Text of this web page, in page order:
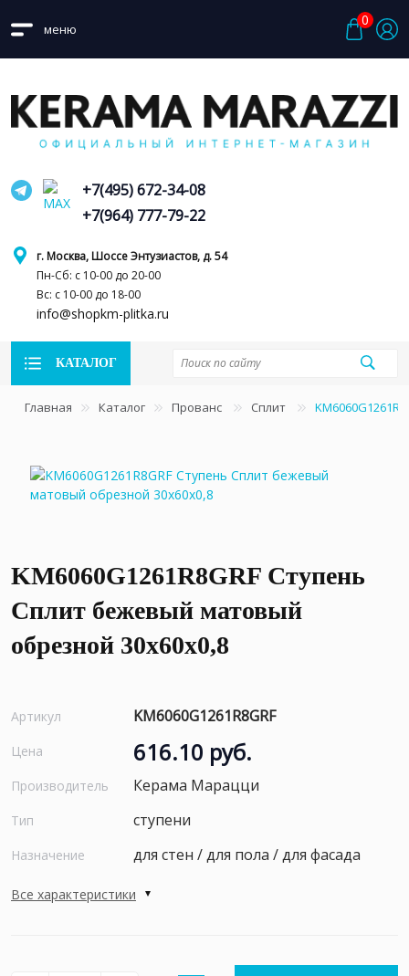
меню
0
г. Москва, Шоссе Энтузиастов, д. 54
Пн-Сб: с 10-00 до 20-00
Вс: с 10-00 до 18-00
info@shopkm-plitka.ru
+7(495) 672-34-08
+7(964) 777-79-22
КАТАЛОГ
Главная Каталог Прованс Сплит
KM6060G1261R8GRF Ступень
Сплит бежевый матовый
обрезной 30x60x0,8
Артикул KM6060G1261R8GRF
Цена 616.10 руб.
Производитель Керама Марацци
Тип ступени
Назначение для стен / для пола / для фасада
Все характеристики